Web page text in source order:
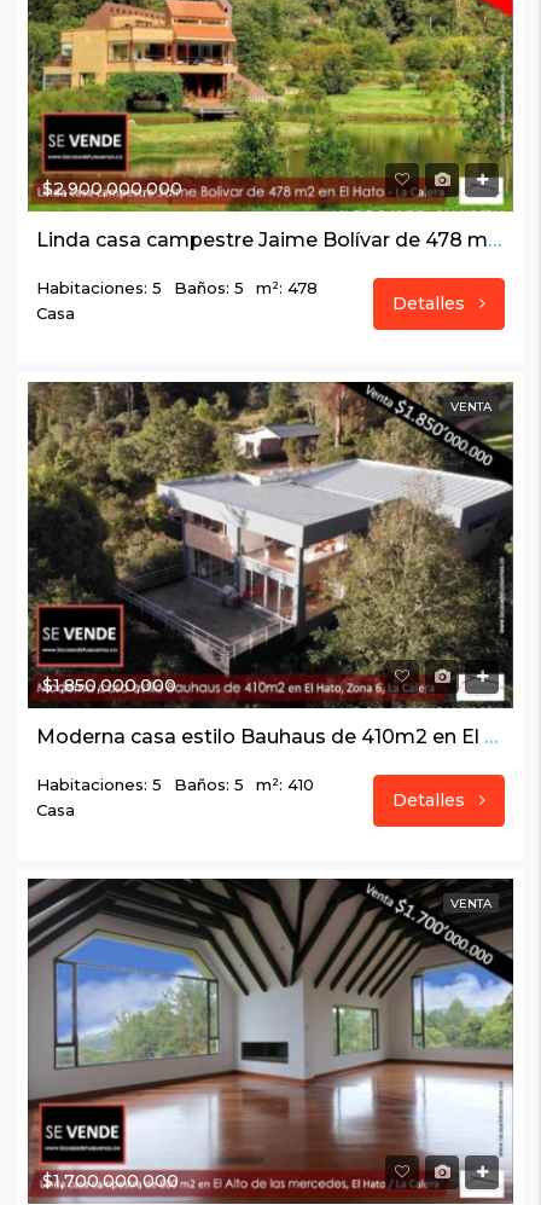
$2,900,000,000
Linda casa campestre Jaime Bolívar de 478 m2 en El Hato – La Calera
Habitaciones: 5 Baños: 5
m²: 478
Casa
Detalles
VENTA
$1,850,000,000
Moderna casa estilo Bauhaus de 410m2 en El Hato, Zona 6, La Calera
Habitaciones: 5 Baños: 5
m²: 410
Casa
Detalles
VENTA
$1,700,000,000